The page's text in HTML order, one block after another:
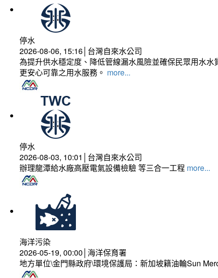
停水
2026-08-06, 15:16│台灣自來水公司
為提升供水穩定度、降低管線漏水風險並確保民眾用水
更安心可靠之用水服務。 more...
停水
2026-08-03, 10:01│台灣自來水公司
辦理龍潭給水廠高壓電氣設備檢驗 等三合一工程 more...
海洋污染
2026-05-19, 00:00│海洋保育署
地方單位\金門縣政府\環境保護局：新加坡籍油輪Sun